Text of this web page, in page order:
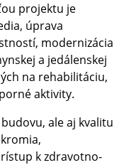
projektu je
úprava
modernizácia
a jedálenskej
na rehabilitáciu,
aktivity.
ale aj kvalitu
k zdravotno-